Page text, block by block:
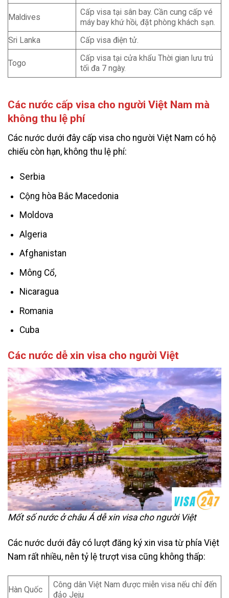
Maldives
Cấp visa tại sân bay. Cần cung cấp vé
máy bay khứ hồi, đặt phòng khách sạn.
Sri Lanka
Cấp visa điện tử.
Togo
Cấp visa tại cửa khẩu Thời gian lưu trú
tối đa 7 ngày.
Các nước cấp visa cho người Việt Nam mà
không thu lệ phí
Các nước dưới đây cấp visa cho người Việt Nam có hộ
chiếu còn hạn, không thu lệ phí:
Serbia
Cộng hòa Bắc Macedonia
Moldova
Algeria
Afghanistan
Mông Cổ,
Nicaragua
Romania
Cuba
Các nước dễ xin visa cho người Việt
Mốt số nước ở châu Á dễ xin visa cho người Việt
Các nước dưới đây có lượt đăng ký xin visa từ phía Việt
Nam rất nhiều, nên tỷ lệ trượt visa cũng không thấp:
Hàn Quốc
Công dân Việt Nam được miễn visa nếu chỉ đến
đảo Jeju